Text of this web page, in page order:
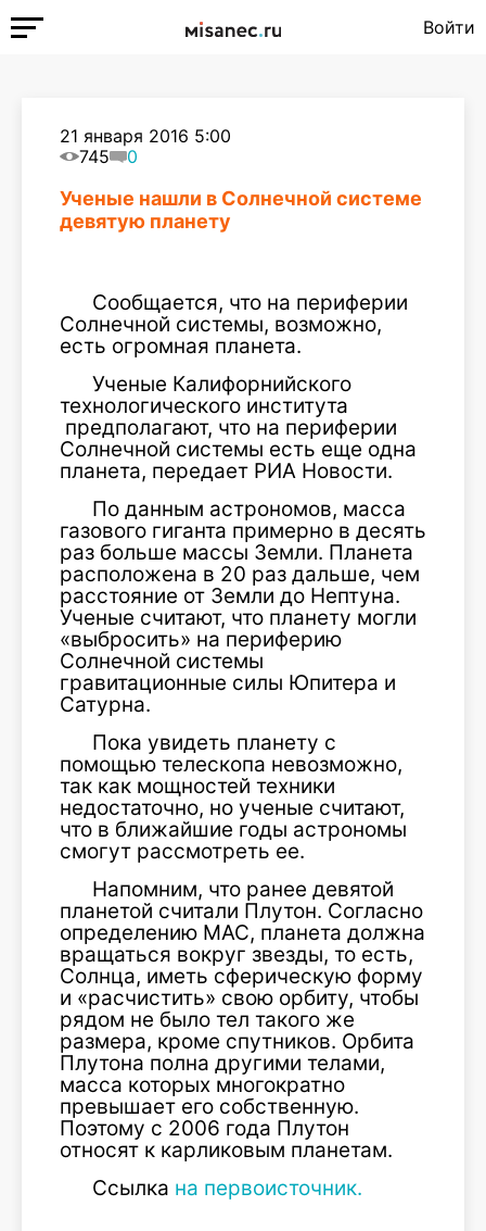
Войти
21 января 2016 5:00
745
0
Ученые нашли в Солнечной системе
девятую планету
Сообщается, что на периферии
Солнечной системы, возможно,
есть огромная планета.
Ученые Калифорнийского
технологического института
предполагают, что на периферии
Солнечной системы есть еще одна
планета, передает РИА Новости.
По данным астрономов, масса
газового гиганта примерно в десять
раз больше массы Земли. Планета
расположена в 20 раз дальше, чем
расстояние от Земли до Нептуна.
Ученые считают, что планету могли
«выбросить» на периферию
Солнечной системы
гравитационные силы Юпитера и
Сатурна.
Пока увидеть планету с
помощью телескопа невозможно,
так как мощностей техники
недостаточно, но ученые считают,
что в ближайшие годы астрономы
смогут рассмотреть ее.
Напомним, что ранее девятой
планетой считали Плутон. Согласно
определению МАС, планета должна
вращаться вокруг звезды, то есть,
Солнца, иметь сферическую форму
и «расчистить» свою орбиту, чтобы
рядом не было тел такого же
размера, кроме спутников. Орбита
Плутона полна другими телами,
масса которых многократно
превышает его собственную.
Поэтому с 2006 года Плутон
относят к карликовым планетам.
Ссылка на первоисточник.